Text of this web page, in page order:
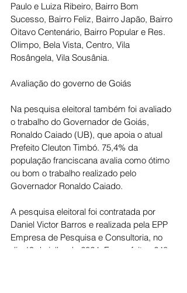
Paulo e Luiza Ribeiro, Bairro Bom
Sucesso, Bairro Feliz, Bairro Japão, Bairro
Oitavo Centenário, Bairro Popular e Res.
Olimpo, Bela Vista, Centro, Vila
Rosângela, Vila Sousânia.
Avaliação do governo de Goiás
Na pesquisa eleitoral também foi avaliado
o trabalho do Governador de Goiás,
Ronaldo Caiado (UB), que apoia o atual
Prefeito Cleuton Timbó. 75,4% da
população franciscana avalia como ótimo
ou bom o trabalho realizado pelo
Governador Ronaldo Caiado.
A pesquisa eleitoral foi contratada por
Daniel Victor Barros e realizada pela EPP
Empresa de Pesquisa e Consultoria, no
dia 19 de julho de 2024. Foram feitas 248